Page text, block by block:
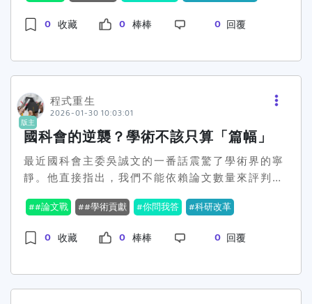
就能馬上點開綠燈、步入人生贏家行列。說來有
趣，不少在職場上打拼過幾年的前輩們表示，畢業
界，就能獲得心靈解放與快樂。所以啦，問題來
啦，快樂到底是修讀某個熱門科系的重要性，還是
找到人生的興趣點把自己逼壓在固定的傳統價值觀
派呢？來分享你的看法吧！😃
來職涯並且生活方式。下載記事本一名網友在
Dcard拋出直擊靈魂的問題：「念什麼科系出來最
這個話題開展頭腦風暴，誰不想要一個既高薪又快
有人直言，要是家裡有錢，就可以快樂—所謂「收
租系」或「包租公科系」才是畢業最快樂的關鍵！
而一票網友則認為，什麼科系都無所謂，只要自己
能夠找到有興趣的事務，而後靠這股熱情活出自我
才是真理！💸但更有網友指出問題的核心：並非科
系本身，而是與自身的興趣與職場方向是否相匹
配。「讀自己喜歡的科系，找跟科系不相關的工作
最快樂」這種超派的建議也絕對不能忽略！在學校
學到某些知識或技能，只要找到適合的領域，最終
一樣能過得開心。想想那些哲學系的畢業生，他們
0 收藏 0 棒棒 0 回覆
版主
程式重生
2026-01-30 10:03:01
國科會的逆襲？學術不該只算「篇幅」
最近國科會主委吳誠文的一番話震驚了學術界的寧
靜。他直接指出，我們不能依賴論文數量來評判學
多當然很美，但這背後的「小確幸」真的比得上實
際貢獻嗎？🤔這立刻引起了教育部長鄭英耀的呼
應，一直強調科研應該對社會有實質貢獻，而不僅
示會進一步提升研究的質量，希望能因此深化對全
#論文戰 #學術貢獻 你問我答 科研改革
0 收藏 0 棒棒 0 回覆